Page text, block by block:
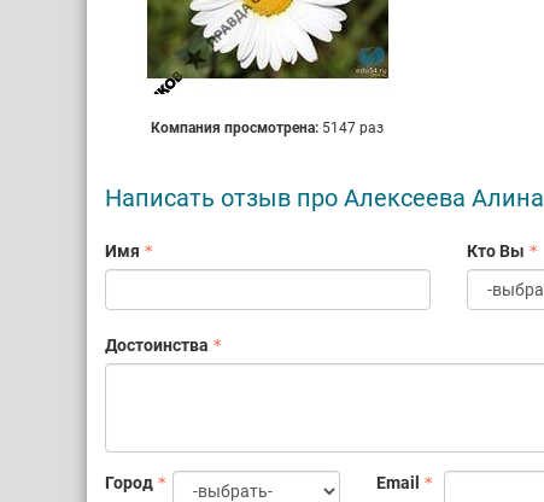
Компания просмотрена: 5147 раз
Написать отзыв про Алексеева Алина
Имя Кто Вы
Достоинства
Город Email